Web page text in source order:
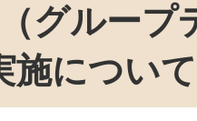
グループ
施について